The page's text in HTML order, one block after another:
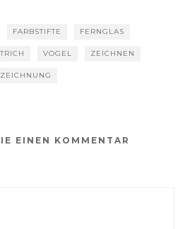
FARBSTIFTE FERNGLAS
VOGEL ZEICHNEN
ZEICHNUNG
EINEN KOMMENTAR